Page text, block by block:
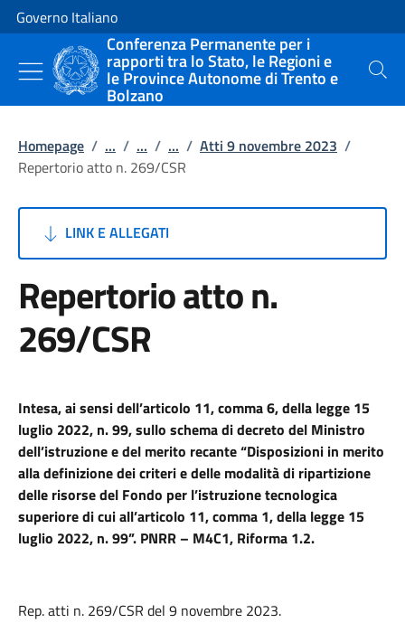
Vai al contenuto
Vai alla navigazione del sito
Governo Italiano
Conferenza Permanente per i
rapporti tra lo Stato, le Regioni e
le Province Autonome di Trento e
Bolzano
Cerca
Homepage / ... / ... / ... / Atti 9 novembre 2023 /
Repertorio atto n. 269/CSR
LINK E ALLEGATI
Repertorio atto n.
269/CSR
Intesa, ai sensi dell’articolo 11, comma 6, della legge 15
luglio 2022, n. 99, sullo schema di decreto del Ministro
dell’istruzione e del merito recante “Disposizioni in merito
alla definizione dei criteri e delle modalità di ripartizione
delle risorse del Fondo per l’istruzione tecnologica
superiore di cui all’articolo 11, comma 1, della legge 15
luglio 2022, n. 99”. PNRR – M4C1, Riforma 1.2.
Rep. atti n. 269/CSR del 9 novembre 2023.